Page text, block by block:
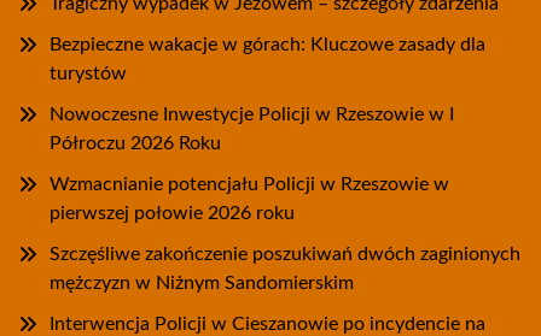
Bezpieczne wakacje w górach: Kluczowe zasady dla
turystów
Nowoczesne Inwestycje Policji w Rzeszowie w I
Półroczu 2026 Roku
Wzmacnianie potencjału Policji w Rzeszowie w
pierwszej połowie 2026 roku
Szczęśliwe zakończenie poszukiwań dwóch zaginionych
mężczyzn w Niżnym Sandomierskim
Interwencja Policji w Cieszanowie po incydencie na